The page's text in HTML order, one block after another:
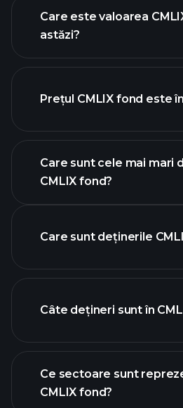
Care este valoarea
astăzi?
graficul avansat
Prețul CMLIX fond este
Care sunt cele mai mari
CMLIX fond?
Care sunt deținerile
Câte dețineri sunt în
holdings
Ce sectoare sunt
CMLIX fond?